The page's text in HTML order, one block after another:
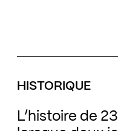
HISTORIQUE
L’histoire de